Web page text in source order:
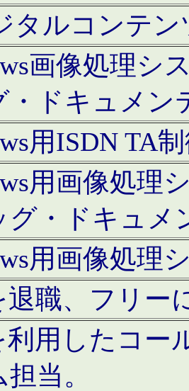
タルコンテ
画像処理シ
・ドキュメン
用ISDN TA
用画像処理
グ・ドキュメ
用画像処理
退職、フリー
利用したコー
当。